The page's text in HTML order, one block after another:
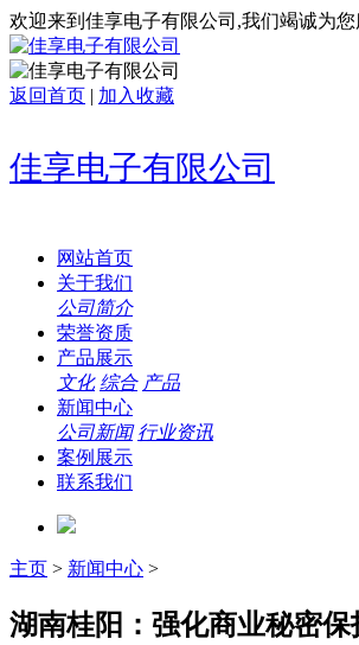
欢迎来到佳享电子有限公司,我们竭诚为您
返回首页 | 加入收藏
佳享电子有限公司
网站首页
关于我们
公司简介
荣誉资质
产品展示
文化 综合 产品
新闻中心
公司新闻 行业资讯
案例展示
联系我们
主页 > 新闻中心 >
湖南桂阳：强化商业秘密